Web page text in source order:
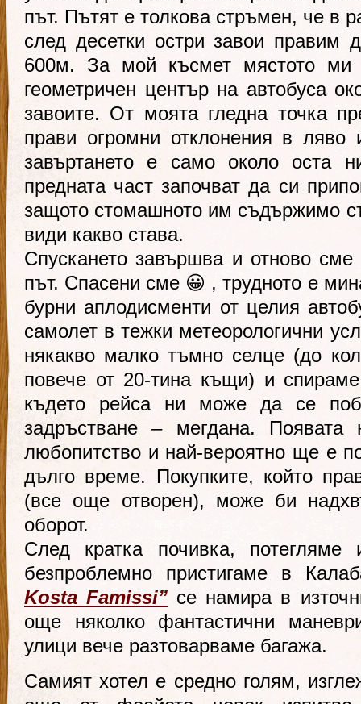
път. Пътят е толкова стръмен, че в
след десетки остри завои правим
600м. За мой късмет мястото
геометричен център на автобуса
завоите. От моята гледна точка
прави огромни отклонения в
завъртането е само около оста
предната част започват да си
защото стомашното им съдържимо
види какво става.
Спускането завършва и отново
път. Спасени сме 😀 , трудното е
бурни аплодисменти от целия
самолет в тежки метеорологични
някакво малко тъмно селце (до
повече от 20-тина къщи) и
където рейса ни може да се
задръстване – мегдана. Появата
любопитство и най-вероятно ще е
дълго време. Покупките, който
(все още отворен), може би
оборот.
След кратка почивка,
безпроблемно пристигаме в
Kosta Famissi” се намира в
още няколко фантастични
улици вече разтоварваме багажа.
Самият хотел е средно голям,